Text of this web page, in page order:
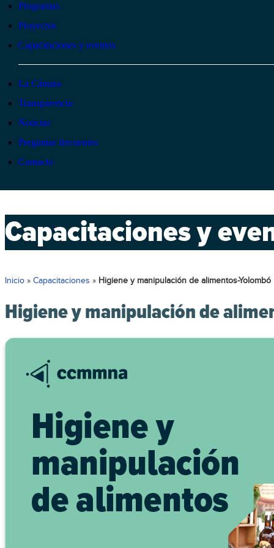
Programas
Proyectos
Capacitaciones y eventos
La Cámara
Transparencia
Noticias
Preguntas frecuentes
Contacto
Capacitaciones y
Inicio » Capacitaciones » Higiene y manipulación de alimentos-Yolombó
Higiene y manipulación de